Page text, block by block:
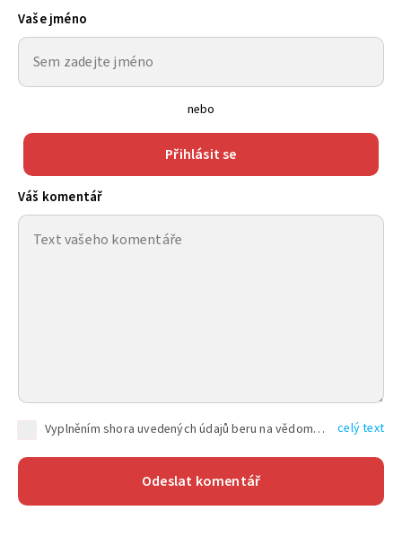
Vaše jméno
nebo
Přihlásit se
Váš komentář
Vyplněním shora uvedených údajů beru na vědomí, že společnost TEXT FACTORY s.r.o., sídlem Brno, Durďákova 336/29, Černá Pole, PSČ: 613 00, IČ: 06157831, zapsané u Krajského soudu v Brně, oddíl C, vložka 100399, bude zpracovávat mé osobní údaje uvedené v rámci mnou vyplněného registračního formuláře na základě oprávněných zájmů TEXT FACTORY s.r.o. dle čl. 6 odst. 1 písm. f) GDPR a pro splnění právních povinností (čl. 6 odst. 1 písm. c) GDPR), a to pro tyto účely: nezbytnost zajistit oprávnění návštěvníka webových stránek provozovaných společností TEXT FACTORY s.r.o. přispívat aktivně ke zveřejněným článkům nebo v rámci diskusních fór a výkon práv TEXT FACTORY s.r.o. jako administrátora těchto diskusních fór. Více informací o zpracování osobních údajů a právech lze nalézt v celý text